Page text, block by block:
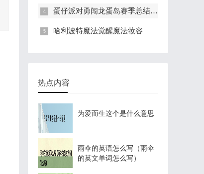
蛋仔派对勇闯龙蛋岛赛季总结来咯
哈利波特魔法觉醒魔法妆容
热点内容
为爱而生这个是什么意思
雨伞的英语怎么写（雨伞
的英文单词怎么写）